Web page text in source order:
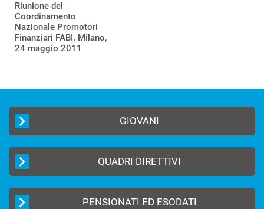
Riunione del
Coordinamento
Nazionale Promotori
Finanziari FABI. Milano,
24 maggio 2011
GIOVANI
QUADRI DIRETTIVI
PENSIONATI ED ESODATI